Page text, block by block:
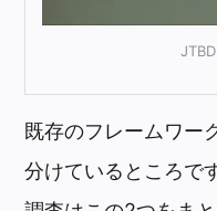
既存のフレームワー
分けているところで